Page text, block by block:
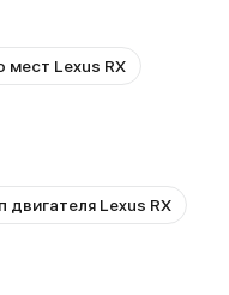
мест Lexus RX
двигателя Lexus RX